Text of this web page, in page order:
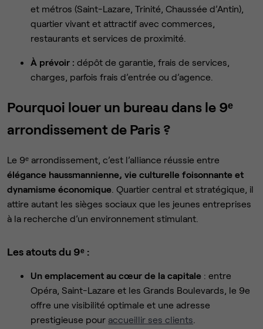
et métros (Saint-Lazare, Trinité, Chaussée d’Antin),
quartier vivant et attractif avec commerces,
restaurants et services de proximité.
À prévoir : dépôt de garantie, frais de services,
charges, parfois frais d’entrée ou d’agence.
Pourquoi louer un bureau dans le 9ᵉ
arrondissement de Paris ?
Le 9ᵉ arrondissement, c’est l’alliance réussie entre
élégance haussmannienne, vie culturelle foisonnante et
dynamisme économique . Quartier central et stratégique, il
attire autant les sièges sociaux que les jeunes entreprises
à la recherche d’un environnement stimulant.
Les atouts du 9ᵉ :
Un emplacement au cœur de la capitale : entre
Opéra, Saint-Lazare et les Grands Boulevards, le 9e
offre une visibilité optimale et une adresse
prestigieuse pour accueillir ses clients